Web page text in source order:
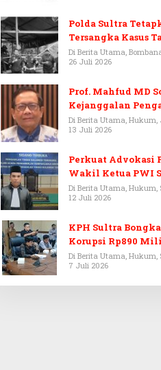
Polda Sultra
Tersangka Kasus
Emas Ilegal di
Di Berita Utama,
26 Juli 2026
Prof. Mahfud MD
Kejanggalan
Penyelidikan
Febrie Adriansyah
Di Berita Utama,
13 Juli 2026
Perkuat Advokasi
Wakil Ketua PWI
Resmi Dilantik
Advokat PERADI
Di Berita Utama, Hukum,
12 Juli 2026
KPH Sultra
Korupsi Rp890
Sultra Gelar RDP
Di Berita Utama, Hukum,
7 Juli 2026